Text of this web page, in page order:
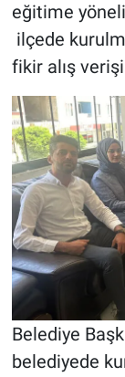
eğitime
ilçede
fikir alış
Belediye
belediyede